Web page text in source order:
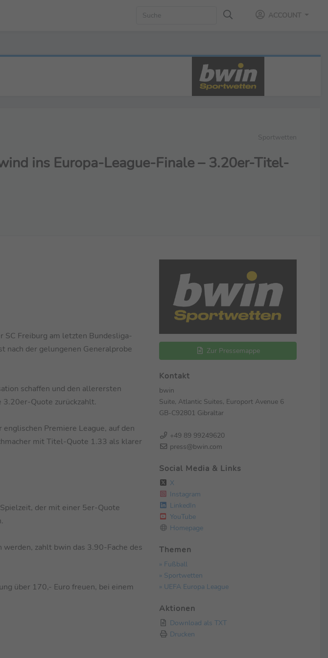
ACCOUNT
Sportwetten
ins Europa-League-Finale – 3.20er-Titel-
SC Freiburg am letzten Bundesliga-
nach der gelungenen Generalprobe
schaffen und den allerersten
Quote zurückzahlt.
Premiere League, auf den
mit Titel-Quote 1.33 als klarer
der mit einer 5er-Quote
zahlt bwin das 3.90-Fache des
über 170,- Euro freuen, bei einem
Zur Pressemappe
Kontakt
bwin
Suite, Atlantic Suites, Europort Avenue 6
GB-C92801 Gibraltar
+49 89 99249620
press@bwin.com
Social Media & Links
X
Instagram
LinkedIn
YouTube
Homepage
Themen
» Fußball
» Sportwetten
» UEFA Europa League
Aktionen
Download als TXT
Drucken